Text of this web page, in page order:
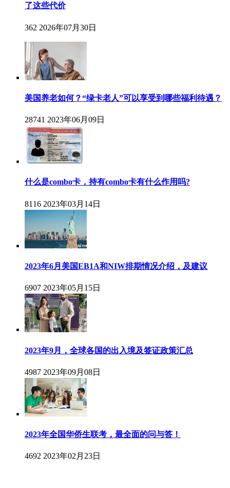
了这些代价
362 2026年07月30日
美国养老如何？“绿卡老人”可以享受到哪些福利待遇？
28741 2023年06月09日
什么是combo卡，持有combo卡有什么作用吗?
8116 2023年03月14日
2023年6月美国EB1A和NIW排期情况介绍，及建议
6907 2023年05月15日
2023年9月，全球各国的出入境及签证政策汇总
4987 2023年09月08日
2023年全国华侨生联考，最全面的问与答！
4692 2023年02月23日